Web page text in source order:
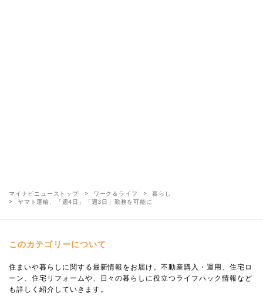
マイナビニューストップ ワーク＆ライフ
暮らし
ヤマト運輸、「週4日」「週3日」勤務を可能に
このカテゴリーについて
住まいや暮らしに関する最新情報をお届け。不動産購入・運用、住宅ロ
ーン、住宅リフォームや、日々の暮らしに役立つライフハック情報など
も詳しく紹介していきます。